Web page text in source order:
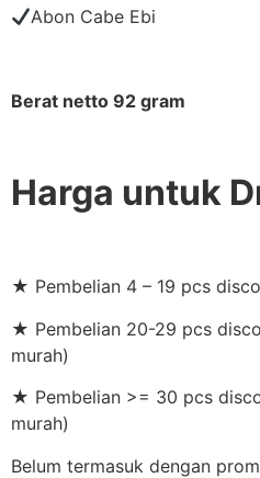
Abon Cabe Ebi
Berat netto 92 gram
Harga untuk
★ Pembelian 4 – 19 pcs
★ Pembelian 20-29 pcs
murah)
★ Pembelian >= 30 pcs
murah)
Belum termasuk dengan